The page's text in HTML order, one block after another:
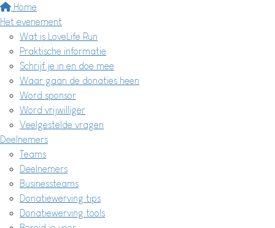
Home
Het evenement
Wat is LoveLife Run
Praktische informatie
Schrijf je in en doe mee
Waar gaan de donaties heen
Word sponsor
Word vrijwilliger
Veelgestelde vragen
Deelnemers
Teams
Deelnemers
Businessteams
Donatiewerving tips
Donatiewerving tools